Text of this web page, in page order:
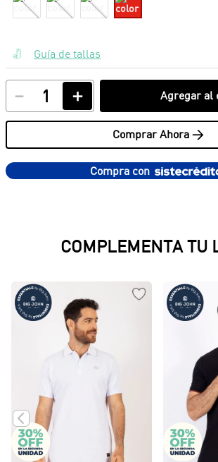
Guía de tallas
＋
－ Agregar al
Comprar Ahora >
Compra con
$ 94.950
COMPLEMENTA TU